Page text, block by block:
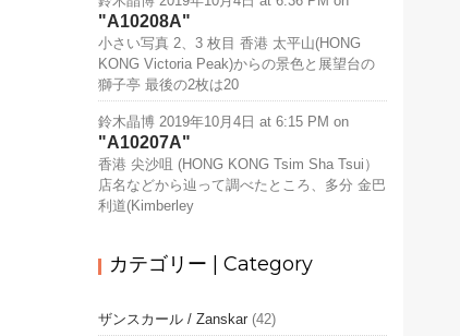
A10208A
小さい写真 2、3 枚目 香港 太平山(HONG
KONG Victoria Peak)からの景色と展望台の
獅子亭 最後の2枚は20
鈴木晶博 2019年10月4日 at 6:15 PM on
A10207A
香港 尖沙咀 (HONG KONG Tsim Sha Tsui）
店名などから辿って調べたところ、多分 金巴
利道(Kimberley
カテゴリー | Category
ザンスカール / Zanskar (42)